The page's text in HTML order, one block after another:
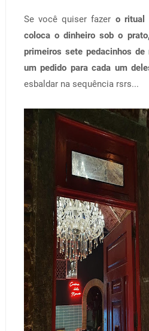
Se você quiser fazer o ritual
coloca o dinheiro sob o
primeiros sete pedacinhos de
um pedido para cada um
esbaldar na sequência rsrs...